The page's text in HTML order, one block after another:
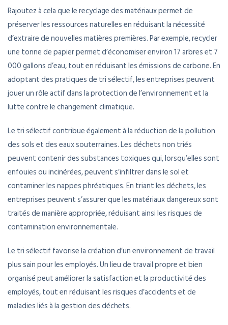
Rajoutez à cela que le recyclage des matériaux permet de
préserver les ressources naturelles en réduisant la nécessité
d’extraire de nouvelles matières premières. Par exemple, recycler
une tonne de papier permet d’économiser environ 17 arbres et 7
000 gallons d’eau, tout en réduisant les émissions de carbone. En
adoptant des pratiques de tri sélectif, les entreprises peuvent
jouer un rôle actif dans la protection de l’environnement et la
lutte contre le changement climatique.
Le tri sélectif contribue également à la réduction de la pollution
des sols et des eaux souterraines. Les déchets non triés
peuvent contenir des substances toxiques qui, lorsqu’elles sont
enfouies ou incinérées, peuvent s’infiltrer dans le sol et
contaminer les nappes phréatiques. En triant les déchets, les
entreprises peuvent s’assurer que les matériaux dangereux sont
traités de manière appropriée, réduisant ainsi les risques de
contamination environnementale.
Le tri sélectif favorise la création d’un environnement de travail
plus sain pour les employés. Un lieu de travail propre et bien
organisé peut améliorer la satisfaction et la productivité des
employés, tout en réduisant les risques d’accidents et de
maladies liés à la gestion des déchets.